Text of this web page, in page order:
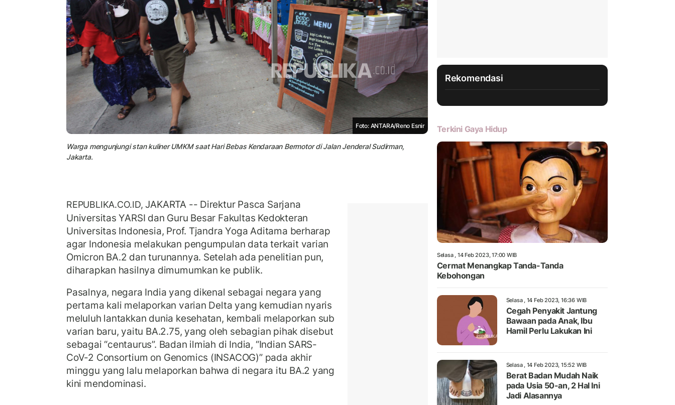
Foto: ANTARA/Reno Esnir
Warga mengunjungi stan kuliner UMKM saat Hari Bebas Kendaraan Bermotor di Jalan Jenderal Sudirman,
Jakarta.
REPUBLIKA.CO.ID,JAKARTA -- Direktur Pasca Sarjana
Universitas YARSI dan Guru Besar Fakultas Kedokteran
Universitas Indonesia, Prof. Tjandra Yoga Aditama berharap
agar Indonesia melakukan pengumpulan data terkait varian
Omicron BA.2 dan turunannya. Setelah ada penelitian pun,
diharapkan hasilnya dimumumkan ke publik.
Pasalnya, negara India yang dikenal sebagai negara yang
pertama kali melaporkan varian Delta yang kemudian nyaris
meluluh lantakkan dunia kesehatan, kembali melaporkan sub
varian baru, yaitu BA.2.75, yang oleh sebagian pihak disebut
sebagai “centaurus”. Badan ilmiah di India, “Indian SARS-
CoV-2 Consortium on Genomics (INSACOG)” pada akhir
minggu yang lalu melaporkan bahwa di negara itu BA.2 yang
kini mendominasi.
Rekomendasi
Terkini Gaya Hidup
Selasa , 14 Feb 2023, 17:00 WIB
Cermat Menangkap Tanda-Tanda
Kebohongan
Selasa , 14 Feb 2023, 16:36 WIB
Cegah Penyakit Jantung
Bawaan pada Anak, Ibu
Hamil Perlu Lakukan Ini
Selasa , 14 Feb 2023, 15:52 WIB
Berat Badan Mudah Naik
pada Usia 50-an, 2 Hal Ini
Jadi Alasannya